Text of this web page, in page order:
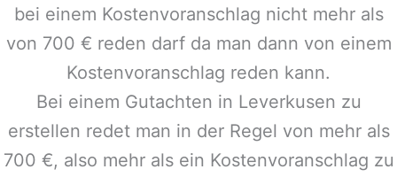
bei einem Kostenvoranschlag nicht mehr als
von 700 € reden darf da man dann von einem
Kostenvoranschlag reden kann.
Bei einem Gutachten in Leverkusen zu
erstellen redet man in der Regel von mehr als
700 €, also mehr als ein Kostenvoranschlag zu